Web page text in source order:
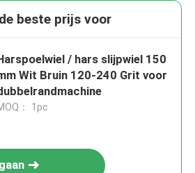
beste prijs voor
/ hars slijpwiel 150
Wit Bruin 120-240 Grit voor
： 1pc